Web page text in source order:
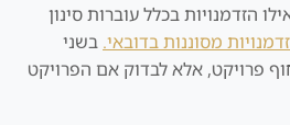
הזדמנויות בכלל עוברות סינון
בשני
פרויקט, אלא לבדוק אם הפרויקט